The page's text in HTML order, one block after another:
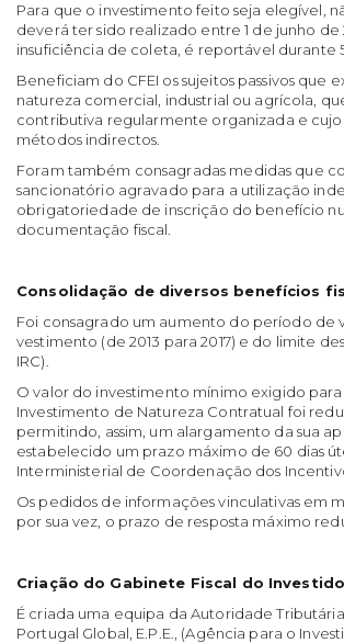
Para que o investimento feito seja elegí­vel,
deverá ter sido realizado entre 1 de junho de
insuficiência de coleta, é reportável durante
Beneficiam do CFEI os sujeitos passivos
natureza comercial, industrial ou agrícola,
contributiva regularmente organizada e
métodos indirectos.
Foram também consagradas medidas que
sancionatório agravado para a utiliza­ção
obrigatoriedade de inscrição do benefício
documentação fiscal.
Consolidação de diversos benefícios
Foi consagrado um aumento do período de
vestimento (de 2013 para 2017) e do limite
IRC).
O valor do investimento mínimo exigido
Investimento de Natureza Contratual foi
permitindo, assim, um alargamento da sua
estabelecido um prazo máximo de 60 dias
Interministerial de Coordenação dos
Os pedidos de informações vinculativas em
por sua vez, o prazo de resposta máximo
Criação do Gabinete Fiscal do
É criada uma equipa da Autoridade
Portugal Global, E.P.E., (Agência para o